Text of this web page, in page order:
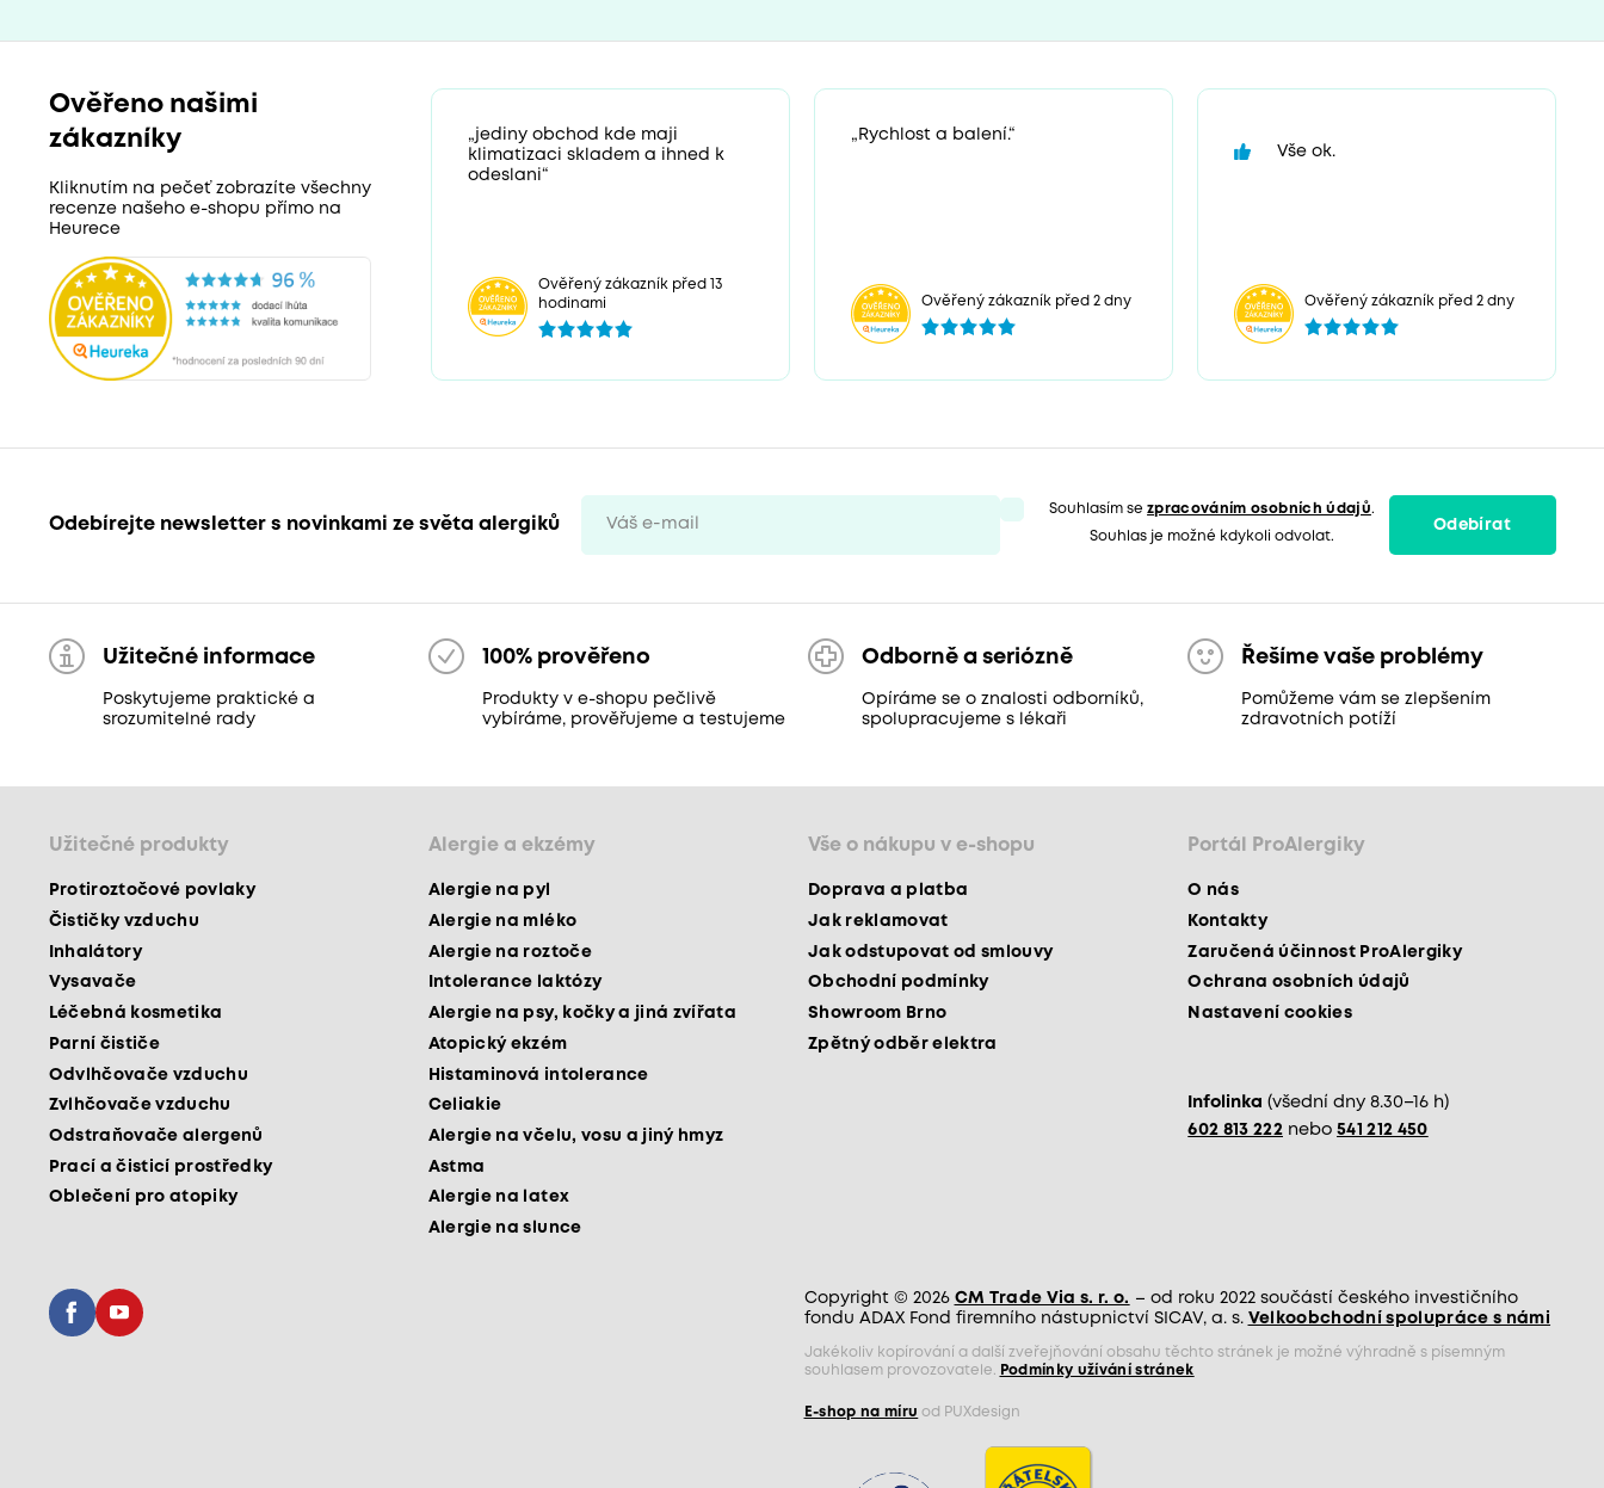
Ověřeno našimi
zákazníky
Kliknutím na pečeť zobrazíte všechny
recenze našeho e-shopu přímo na
Heurece
„jediny obchod kde maji
klimatizaci skladem a ihned k
odeslani“
Ověřený zákazník před 13
hodinami
„Rychlost a balení.“
Ověřený zákazník před 2 dny
Vše ok.
Ověřený zákazník před 2 dny
Odebírejte newsletter s novinkami ze světa alergiků
Souhlasím sezpracováním osobních údajů.
Souhlas je možné kdykoli odvolat.
Odebírat
Užitečné informace
Poskytujeme praktické a
srozumitelné rady
100% prověřeno
Produkty v e-shopu pečlivě
vybíráme, prověřujeme a testujeme
Odborně a seriózně
Opíráme se o znalosti odborníků,
spolupracujeme s lékaři
Řešíme vaše problémy
Pomůžeme vám se zlepšením
zdravotních potíží
Užitečné produkty
Protiroztočové povlaky
Čističky vzduchu
Inhalátory
Vysavače
Léčebná kosmetika
Parní čističe
Odvlhčovače vzduchu
Zvlhčovače vzduchu
Odstraňovače alergenů
Prací a čisticí prostředky
Oblečení pro atopiky
Alergie a ekzémy
Alergie na pyl
Alergie na mléko
Alergie na roztoče
Intolerance laktózy
Alergie na psy, kočky a jiná zvířata
Atopický ekzém
Histaminová intolerance
Celiakie
Alergie na včelu, vosu a jiný hmyz
Astma
Alergie na latex
Alergie na slunce
Vše o nákupu v e-shopu
Doprava a platba
Jak reklamovat
Jak odstupovat od smlouvy
Obchodní podmínky
Showroom Brno
Zpětný odběr elektra
Portál ProAlergiky
O nás
Kontakty
Zaručená účinnost ProAlergiky
Ochrana osobních údajů
Nastavení cookies
Infolinka (všední dny 8.30–16 h)
602 813 222 nebo 541 212 450
Copyright © 2026 CM Trade Via s. r. o. – od roku 2022 součástí českého investičního
fondu ADAX Fond firemního nástupnictví SICAV, a. s. Velkoobchodní spolupráce s námi
Jakékoliv kopírování a další zveřejňování obsahu těchto stránek je možné výhradně s písemným
souhlasem provozovatele.
Podmínky užívání stránek
E-shop na míru od PUXdesign